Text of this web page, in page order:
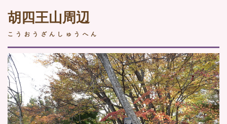
胡四王山周辺
こうおうざんしゅうへん